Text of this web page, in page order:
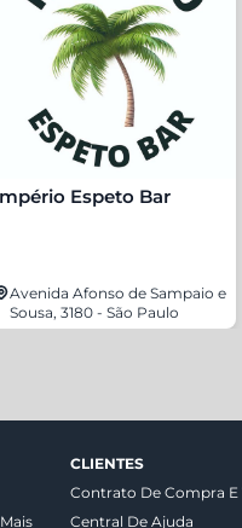
Espeto Bar
Avenida Afonso de Sampaio e
Sousa, 3180 - São Paulo
CLIENTES
Contrato De Compra E
Central De Ajuda